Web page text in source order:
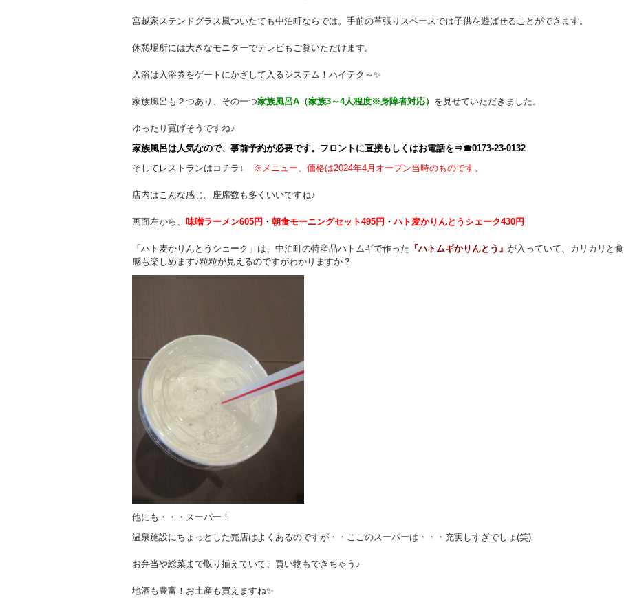
宮越家ステンドグラス風ついたても中泊町ならでは。手前の革張りスペースでは子供を遊ばせることができます。
休憩場所には大きなモニターでテレビもご覧いただけます。
入浴は入浴券をゲートにかざして入るシステム！ハイテク～✨
家族風呂も２つあり、その一つ家族風呂A（家族3～4人程度※身障者対応） を見せていただきました。
ゆったり寛げそうですね♪
家族風呂は人気なので、事前予約が必要です。フロントに直接もしくはお電話を⇒☎0173-23-0132
そしてレストランはコチラ↓
※メニュー、価格は2024年4月オープン当時のものです。
店内はこんな感じ。座席数も多くいいですね♪
画面左から、 味噌ラーメン605円 ・ 朝食モーニングセット495円 ・ ハト麦かりんとうシェーク430円
「ハト麦かりんとうシェーク」は、中泊町の特産品ハトムギで作った 『ハトムギかりんとう』 が入っていて、カリカリと食
感も楽しめます♪粒粒が見えるのですがわかりますか？
他にも・・・スーパー！
温泉施設にちょっとした売店はよくあるのですが・・ここのスーパーは・・・充実しすぎでしょ(笑)
お弁当や総菜まで取り揃えていて、買い物もできちゃう♪
地酒も豊富！お土産も買えますね✨